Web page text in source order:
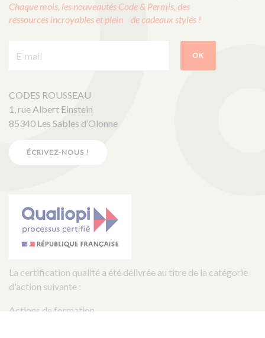
Chaque mois, les nouveautés Code & Permis, des
ressources incroyables et plein de cadeaux stylés !
OK
CODES ROUSSEAU
1, rue Albert Einstein
85340 Les Sables d’Olonne
ÉCRIVEZ-NOUS !
La certification qualité a été délivrée au titre de la catégorie
d'action suivante :
Actions de formation